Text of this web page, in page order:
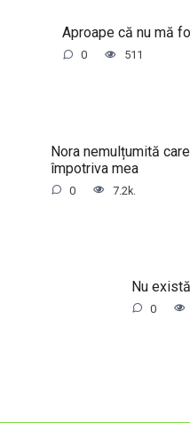
Aproape că nu mă
0 511
Nora nemulțumită
împotriva mea
0 7.2k.
Nu
0